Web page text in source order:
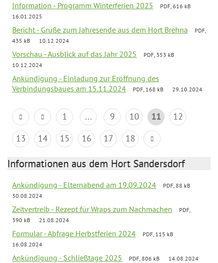
Information - Programm Winterferien 2025
PDF, 616 kB
16.01.2025
Bericht - Grüße zum Jahresende aus dem Hort Brehna
PDF,
435 kB
10.12.2024
Vorschau - Ausblick auf das Jahr 2025
PDF, 353 kB
10.12.2024
Ankündigung - Einladung zur Eröffnung des
Verbindungsbaues am 15.11.2024
PDF, 168 kB 29.10.2024
1 ... 9 10 11
12
13
14 15 16 17 18
Informationen aus dem Hort Sandersdorf
Ankündigung - Elternabend am 19.09.2024
PDF, 88 kB
30.08.2024
Zeitvertreib - Rezept für Wraps zum Nachmachen
PDF,
390 kB
21.08.2024
Formular - Abfrage Herbstferien 2024
PDF, 115 kB
16.08.2024
Ankündigung - Schließtage 2025 PDF, 806 kB 14.08.2024